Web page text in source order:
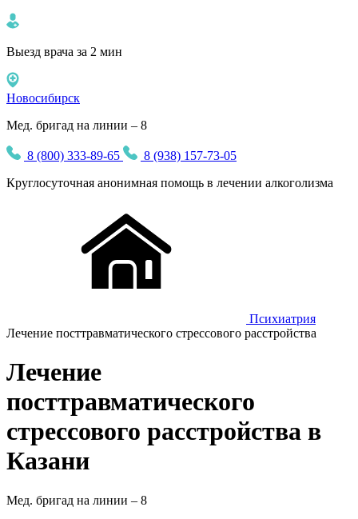
Выезд врача за 2 мин
Новосибирск
Мед. бригад на линии – 8
8 (800) 333-89-65
8 (938) 157-73-05
Круглосуточная анонимная помощь в лечении алкоголизма
Психиатрия
Лечение посттравматического стрессового расстройства
Лечение
посттравматического
стрессового расстройства в
Казани
Мед. бригад на линии – 8